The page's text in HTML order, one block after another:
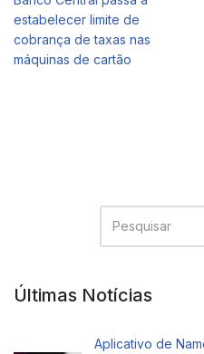
estabelecer limite de
cobrança de taxas nas
máquinas de cartão
Últimas Notícias
Aplicativo de